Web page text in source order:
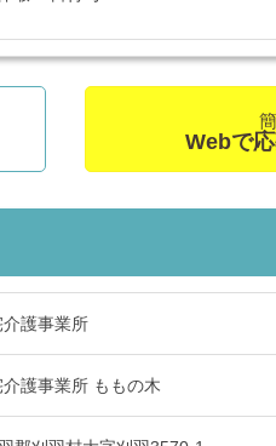
Webで
護事業所
護事業所 ももの木